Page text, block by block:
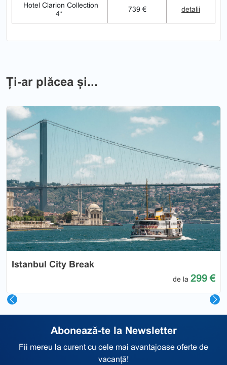
Hotel Clarion Collection
4*
739 € detalii
Ți-ar plăcea și...
Istanbul City Break
de la 299 €
Previous
Abonează-te la Newsletter
Fii mereu la curent cu cele mai avantajoase oferte de
vacanță!